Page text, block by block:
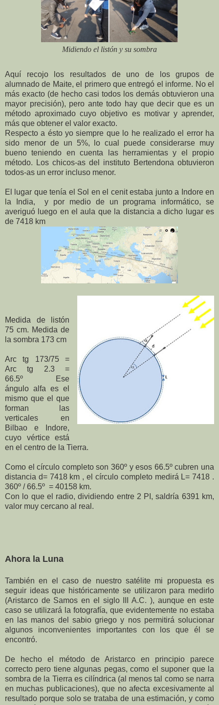
Midiendo el listón y su sombra
Aquí recojo los resultados de uno de los grupos de
alumnado de Maite, el primero que entregó el informe. No el
más exacto (de hecho casi todos los demás obtuvieron una
mayor precisión), pero ante todo hay que decir que es un
método aproximado cuyo objetivo es motivar y aprender,
más que obtener el valor exacto.
Respecto a ésto yo siempre que lo he realizado el error ha
sido menor de un 5%, lo cual puede considerarse muy
bueno teniendo en cuenta las herramientas y el propio
método. Los chicos-as del instituto Bertendona obtuvieron
todos-as un error incluso menor.
El lugar que tenía el Sol en el cenit estaba junto a Indore en
la India,
y por medio de un programa informático, se
averiguó luego en el aula que la distancia a dicho lugar es
de 7418 km
Medida de listón
75 cm. Medida de
la sombra 173 cm
Arc tg 173/75 =
Arc tg 2.3 =
66.5º
Ese
ángulo alfa es el
mismo que el que
forman las
verticales en
Bilbao e Indore,
cuyo vértice está
en el centro de la Tierra.
Como el círculo completo son 360º y esos 66.5º cubren una
distancia d= 7418 km , el círculo completo medirá L= 7418 .
360º / 66.5º = 40158 km.
Con lo que el radio, dividiendo entre 2 PI, saldría 6391 km,
valor muy cercano al real.
Ahora la Luna
También en el caso de nuestro satélite mi propuesta es
seguir ideas que históricamente se utilizaron para medirlo
(Aristarco de Samos en el siglo III A.C. ), aunque en este
caso se utilizará la fotografía, que evidentemente no estaba
en las manos del sabio griego y nos permitirá solucionar
algunos inconvenientes importantes con los que él se
encontró.
De hecho el método de Aristarco en principio parece
correcto pero tiene algunas pegas, como el suponer que la
sombra de la Tierra es cilíndrica (al menos tal como se narra
en muchas publicaciones), que no afecta excesivamente al
resultado porque solo se trataba de una estimación, y como